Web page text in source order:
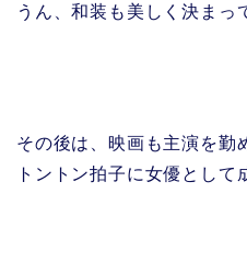
うん、和装も美しく決まっ
その後は、映画も主演を勤
トントン拍子に女優として